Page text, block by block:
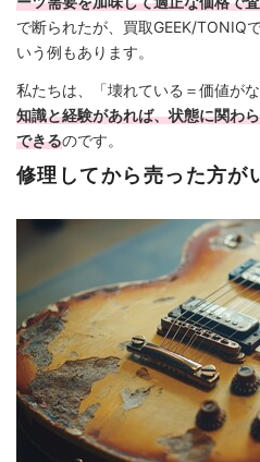
で断られたが、買取GEEK/TONIQ
いう例もあります。
私たちは、「壊れている＝価値が
知識と経験があれば、状態に関わ
できるのです。
修理してから売った方が